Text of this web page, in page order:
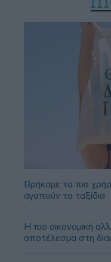
Βρήκαμε τα πιο
αγαπούν τα ταξίδια
Η πιο οικονομική
αποτέλεσμα στη